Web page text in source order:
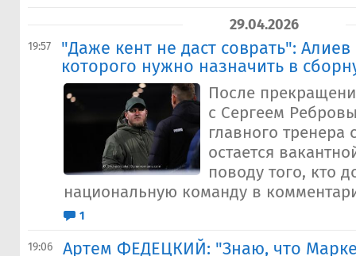
29.04.2026
19:57
"Даже кент не даст соврать":
которого нужно назначить в
После
с Сергеем
главного
остается
поводу того, кто
национальную команду в
1
19:06
Артем ФЕДЕЦКИЙ: "Знаю, что